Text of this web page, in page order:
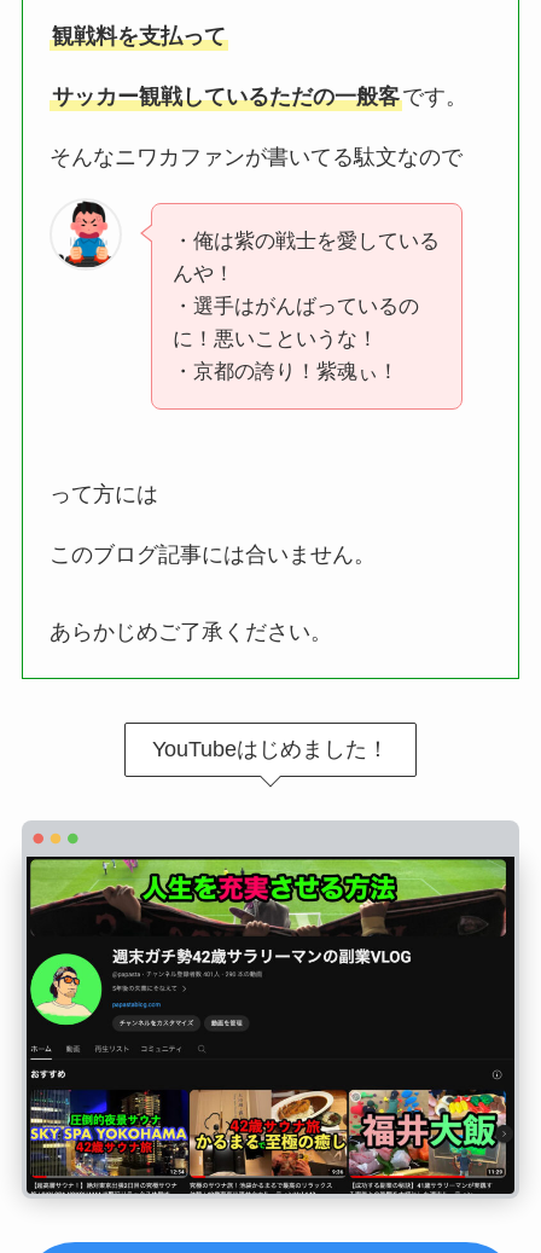
観戦料を支払って
サッカー観戦しているただの一般客です。
そんなニワカファンが書いてる駄文なので
・俺は紫の戦士を愛している
んや！
・選手はがんばっているの
に！悪いこというな！
・京都の誇り！紫魂ぃ！
って方には
このブログ記事には合いません。
あらかじめご了承ください。
YouTubeはじめました！